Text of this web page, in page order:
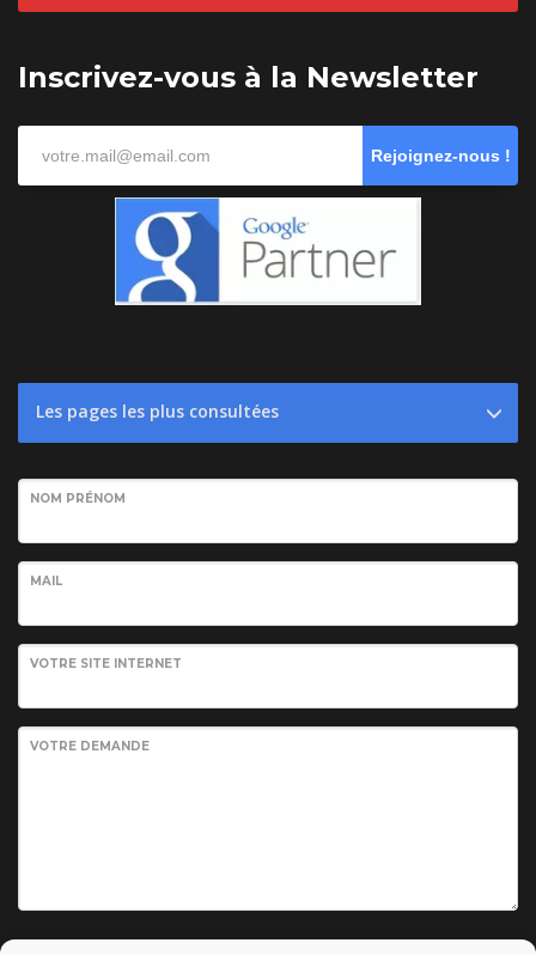
Inscrivez-vous à la Newsletter
Rejoignez-nous !
Les pages les plus consultées
NOM PRÉNOM
MAIL
VOTRE SITE INTERNET
VOTRE DEMANDE